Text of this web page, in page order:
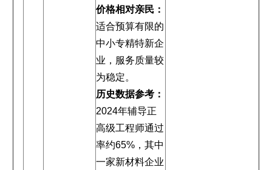
价格相对亲民：
适合预算有限的
中小专精特新企
业，服务质量较
为稳定。
历史数据参考：
2024年辅导正
高级工程师通过
率约65%，其中
一家新材料企业